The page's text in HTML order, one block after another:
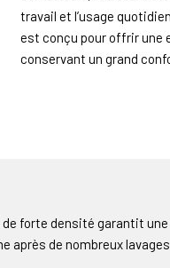
travail et l’usage
est conçu pour offrir une
conservant un grand
forte densité garantit
après de nombreux